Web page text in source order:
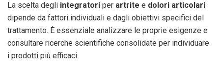
La scelta degli integratori per artrite e dolori articolari
dipende da fattori individuali e dagli obiettivi specifici del
trattamento. È essenziale analizzare le proprie esigenze e
consultare ricerche scientifiche consolidate per individuare
i prodotti più efficaci.